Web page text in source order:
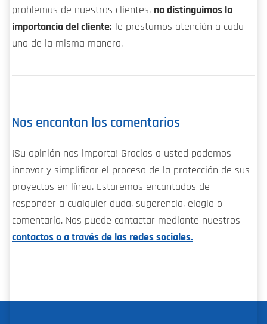
problemas de nuestros clientes, no distinguimos la
importancia del cliente: le prestamos atención a cada
uno de la misma manera.
Nos encantan los comentarios
¡Su opinión nos importa! Gracias a usted podemos
innovar y simplificar el proceso de la protección de sus
proyectos en línea. Estaremos encantados de
responder a cualquier duda, sugerencia, elogio o
comentario. Nos puede contactar mediante nuestros
contactos o a través de las redes sociales.